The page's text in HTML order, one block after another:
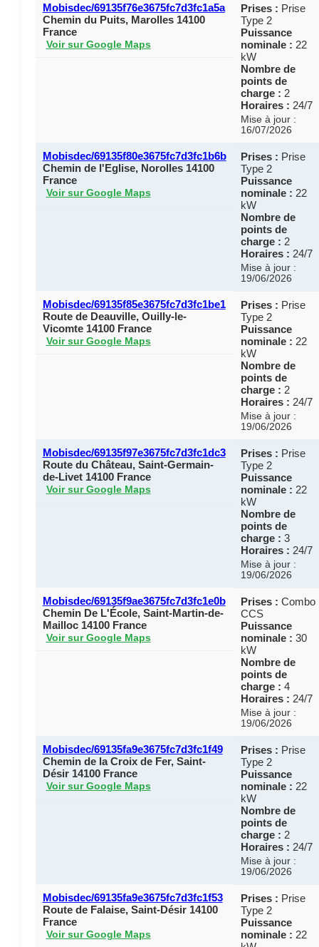
Mobisdec/69135f76e3675fc7d3fc1a5a
Chemin du Puits, Marolles 14100
France
Voir sur Google Maps
Prises : Prise
Type 2
Puissance
nominale : 22
kW
Nombre de
points de
charge : 2
Horaires : 24/7
Mise à jour :
16/07/2026
Mobisdec/69135f80e3675fc7d3fc1b6b
Chemin de l'Eglise, Norolles 14100
France
Voir sur Google Maps
Prises : Prise
Type 2
Puissance
nominale : 22
kW
Nombre de
points de
charge : 2
Horaires : 24/7
Mise à jour :
19/06/2026
Mobisdec/69135f85e3675fc7d3fc1be1
Route de Deauville, Ouilly-le-
Vicomte 14100 France
Voir sur Google Maps
Prises : Prise
Type 2
Puissance
nominale : 22
kW
Nombre de
points de
charge : 2
Horaires : 24/7
Mise à jour :
19/06/2026
Mobisdec/69135f97e3675fc7d3fc1dc3
Route du Château, Saint-Germain-
de-Livet 14100 France
Voir sur Google Maps
Prises : Prise
Type 2
Puissance
nominale : 22
kW
Nombre de
points de
charge : 3
Horaires : 24/7
Mise à jour :
19/06/2026
Mobisdec/69135f9ae3675fc7d3fc1e0b
Chemin De L'École, Saint-Martin-de-
Mailloc 14100 France
Voir sur Google Maps
Prises : Combo
CCS
Puissance
nominale : 30
kW
Nombre de
points de
charge : 4
Horaires : 24/7
Mise à jour :
19/06/2026
Mobisdec/69135fa9e3675fc7d3fc1f49
Chemin de la Croix de Fer, Saint-
Désir 14100 France
Voir sur Google Maps
Prises : Prise
Type 2
Puissance
nominale : 22
kW
Nombre de
points de
charge : 2
Horaires : 24/7
Mise à jour :
19/06/2026
Mobisdec/69135fa9e3675fc7d3fc1f53
Route de Falaise, Saint-Désir 14100
France
Voir sur Google Maps
Prises : Prise
Type 2
Puissance
nominale : 22